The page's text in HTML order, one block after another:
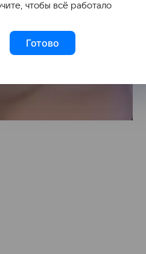
чтобы всё работало
Готово